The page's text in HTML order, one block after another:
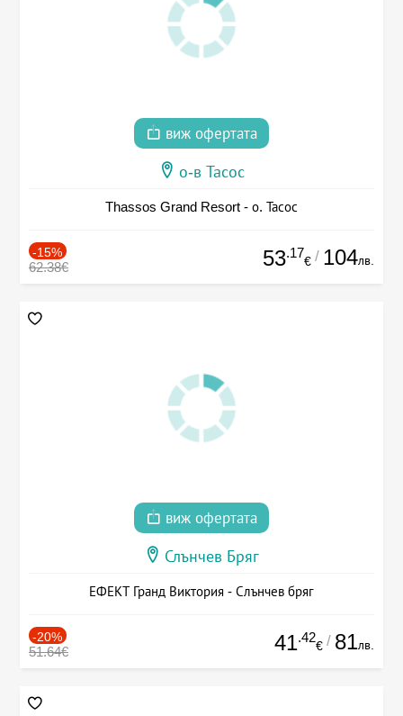
виж офертата
о-в Тасос
Thassos Grand Resort - о. Тасос
-15%
62.38€ 53.17
€ / 104лв.
виж офертата
Слънчев Бряг
ЕФЕКТ Гранд Виктория - Слънчев бряг
-20%
51.64€ 41.42
€ / 81лв.